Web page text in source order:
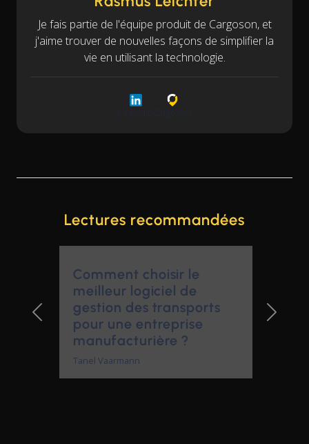
Je fais partie de l'équipe produit de Cargoson, et
j'aime trouver de nouvelles façons de simplifier la
vie en utilisant la technologie.
Lectures recommandées
meilleur logiciel de
gestion des transports
pour une entreprise
manufacturière ?
Tanel Vaarmann
Previous Slide Next